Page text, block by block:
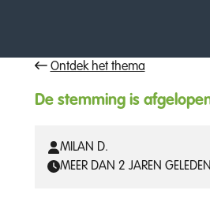
Ontdek het thema
De stemming is
MILAN D.
MEER DAN 2 JAREN GELEDEN